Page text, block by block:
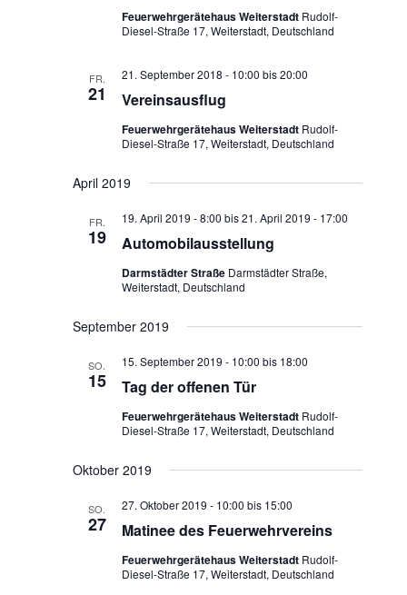
Feuerwehrgerätehaus Weiterstadt Rudolf-
Diesel-Straße 17, Weiterstadt, Deutschland
FR.
21 Vereinsausflug
21. September 2018 - 10:00 bis20:00
Feuerwehrgerätehaus Weiterstadt Rudolf-
Diesel-Straße 17, Weiterstadt, Deutschland
April 2019
FR.
19 Automobilausstellung
19. April 2019 - 8:00 bis21. April 2019 - 17:00
Darmstädter Straße Darmstädter Straße,
Weiterstadt, Deutschland
September 2019
SO.
15 Tag der offenen Tür
15. September 2019 - 10:00 bis 18:00
Feuerwehrgerätehaus Weiterstadt Rudolf-
Diesel-Straße 17, Weiterstadt, Deutschland
Oktober 2019
SO.
27 Matinee des Feuerwehrvereins
27. Oktober 2019 - 10:00 bis 15:00
Feuerwehrgerätehaus Weiterstadt Rudolf-
Diesel-Straße 17, Weiterstadt, Deutschland